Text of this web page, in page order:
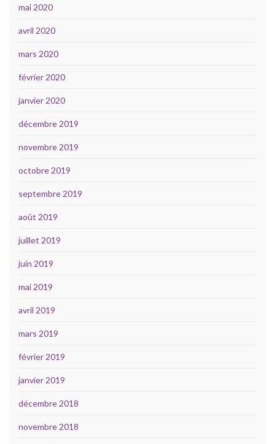
mai 2020
avril 2020
mars 2020
février 2020
janvier 2020
décembre 2019
novembre 2019
octobre 2019
septembre 2019
août 2019
juillet 2019
juin 2019
mai 2019
avril 2019
mars 2019
février 2019
janvier 2019
décembre 2018
novembre 2018